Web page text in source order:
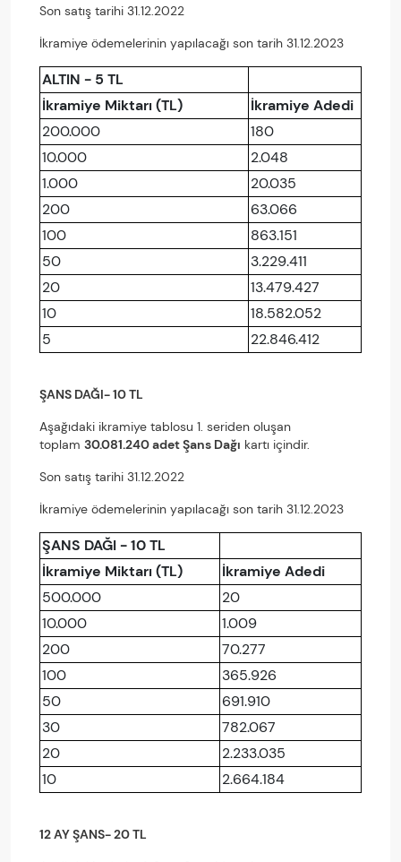
Son satış tarihi 31.12.2022
İkramiye ödemelerinin yapılacağı son tarih 31.12.2023
ALTIN - 5 TL
İkramiye Miktarı (TL)
İkramiye Adedi
200.000
180
10.000
2.048
1.000
20.035
200
63.066
100
863.151
50
3.229.411
20
13.479.427
10
18.582.052
5
22.846.412
ŞANS DAĞI- 10 TL
Aşağıdaki ikramiye tablosu 1. seriden oluşan
toplam 30.081.240 adet Şans Dağı kartı içindir.
Son satış tarihi 31.12.2022
İkramiye ödemelerinin yapılacağı son tarih 31.12.2023
ŞANS DAĞI - 10 TL
İkramiye Miktarı (TL)
İkramiye Adedi
500.000
20
10.000
1.009
200
70.277
100
365.926
50
691.910
30
782.067
20
2.233.035
10
2.664.184
12 AY ŞANS- 20 TL